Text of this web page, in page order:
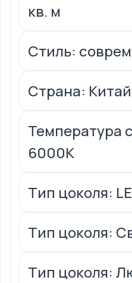
кв. м
Стиль:
Страна: Китай
Температура
6000K
Тип цоколя:
Тип цоколя:
Тип цоколя: